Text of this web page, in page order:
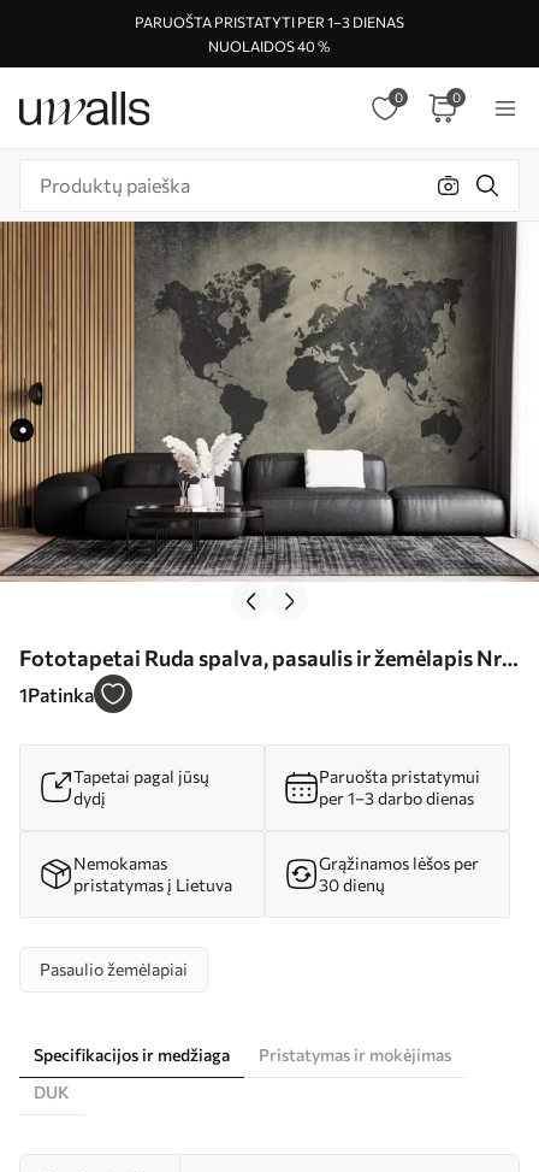
PARUOŠTA PRISTATYTI PER 1–3 DIENAS
NUOLAIDOS 40 %
0 0
Fototapetai Ruda spalva, pasaulis ir žemėlapis Nr.
u68156
1Patinka
Tapetai pagal jūsų
dydį
Paruošta pristatymui
per 1–3 darbo dienas
Nemokamas
pristatymas į Lietuva
Grąžinamos lėšos per
30 dienų
Pasaulio žemėlapiai
Specifikacijos ir medžiaga
Pristatymas ir mokėjimas
DUK